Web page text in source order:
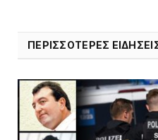
ΠΕΡΙΣΣΟΤΕΡΕΣ